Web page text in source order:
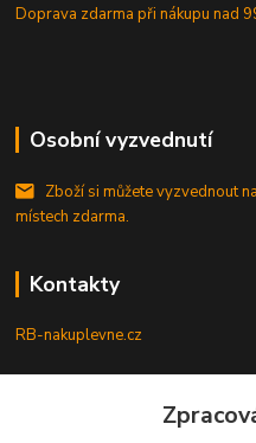
Doprava zdarma při nákupunad
Osobní vyzvednutí
Zboží si můžete vyzvednout
místech zdarma.
Kontakty
RB-nakuplevne.cz
+420 222722421